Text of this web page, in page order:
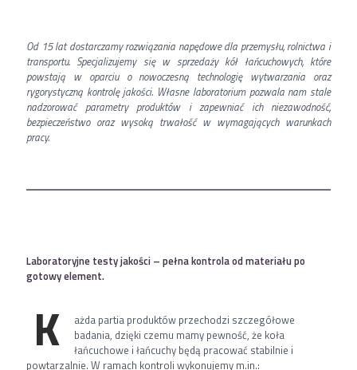
Od 15 lat dostarczamy rozwiązania napędowe dla przemysłu, rolnictwa i
transportu. Specjalizujemy się w sprzedaży kół łańcuchowych, które
powstają w oparciu o nowoczesną technologię wytwarzania oraz
rygorystyczną kontrolę jakości. Własne laboratorium pozwala nam stale
nadzorować parametry produktów i zapewniać ich niezawodność,
bezpieczeństwo oraz wysoką trwałość w wymagających warunkach
pracy.
Laboratoryjne testy jakości – pełna kontrola od materiału po
gotowy element.
K
ażda partia produktów przechodzi szczegółowe
badania, dzięki czemu mamy pewność, że koła
łańcuchowe i łańcuchy będą pracować stabilnie i
powtarzalnie. W ramach kontroli wykonujemy m.in.: